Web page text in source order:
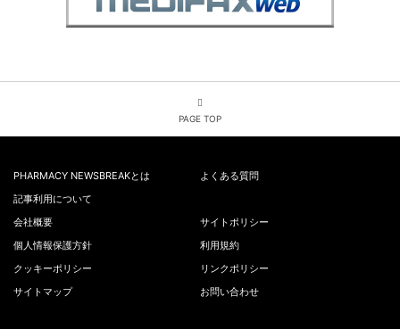
PAGE TOP
PHARMACY NEWSBREAKとは
よくある質問
記事利用について
会社概要
サイトポリシー
個人情報保護方針
利用規約
クッキーポリシー
リンクポリシー
サイトマップ
お問い合わせ